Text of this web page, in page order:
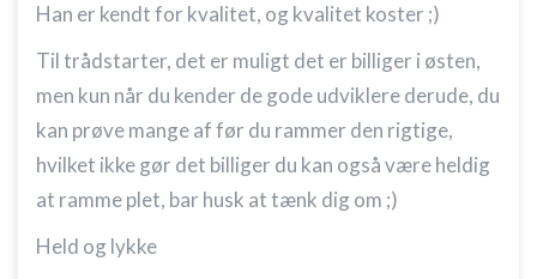
Han er kendt for kvalitet, og kvalitet koster ;)
Til trådstarter, det er muligt det er billiger i østen,
men kun når du kender de gode udviklere derude, du
kan prøve mange af før du rammer den rigtige,
hvilket ikke gør det billiger du kan også være heldig
at ramme plet, bar husk at tænk dig om ;)
Held og lykke